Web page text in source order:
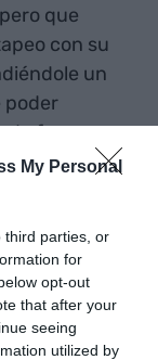
My Personal
third parties, or
for
opt-out
that after your
seeing
utilized by
que
con su
un
poder
de forma
hueco
en aquel
o el surtido
ya prestigioso
y tragos que